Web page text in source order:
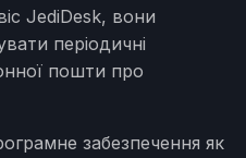
JediDesk, вони
періодичні
пошти про
забезпечення як